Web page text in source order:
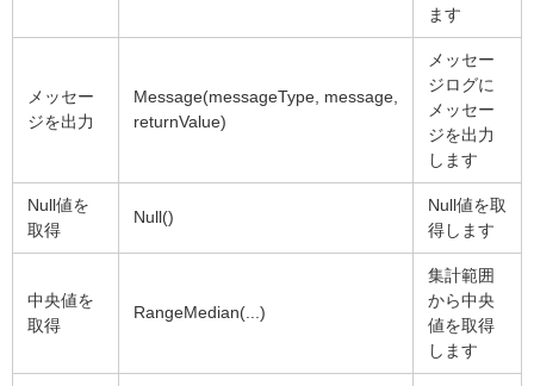
ます
メッセー
ジを出力
Message(messageType, message,
returnValue)
メッセー
ジログに
メッセー
ジを出力
します
Null値を
取得
Null()
Null値を取
得します
中央値を
取得
RangeMedian(...)
集計範囲
から中央
値を取得
します